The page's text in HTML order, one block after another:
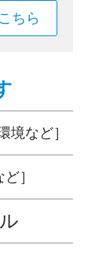
ちら
境など］
］